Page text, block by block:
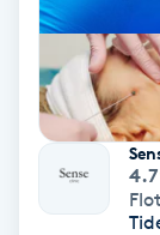
Gellack
Gellack med
Gravidmassage
4.7